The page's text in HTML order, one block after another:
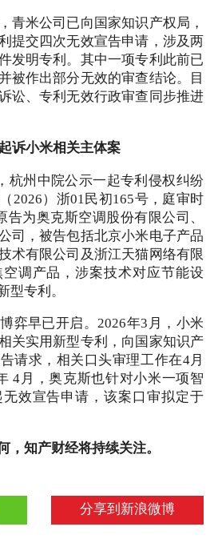
米公司已向国家知识产权局，
提交四次无效宣告申请，涉及两
发明专利。其中一项专利此前已
被作出部分无效的审查结论。目
讼、专利无效行政审查同步推进
诉小米相关主体案
州中院公示一起专利侵权纠纷
2026）浙01民初165号，庭审时
告为奥克斯空调股份有限公司、
司，被告包括北京小米电子产品
术有限公司及浙江天猫网络有限
调产品，涉案技术对应节能设
型专利。
早已开启。2026年3月，小米
关实用新型专利，向国家知识产
请求，相关口头审理工作在4月
4月，奥克斯也针对小米一项智
效宣告申请，该案口审拟定于
知产财经将持续关注。
分享到新浪微博